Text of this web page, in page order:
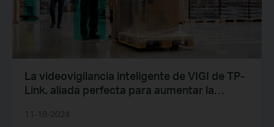
La videovigilancia inteligente de VIGI de TP-
Link, aliada perfecta para aumentar la
almacenes
11-18-2024